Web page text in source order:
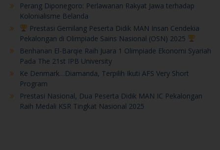
Perang Diponegoro: Perlawanan Rakyat Jawa terhadap
Kolonialisme Belanda
Prestasi Gemilang Peserta Didik MAN Insan Cendekia
Pekalongan di Olimpiade Sains Nasional (OSN) 2025
Benhanan El-Barqie Raih Juara 1 Olimpiade Ekonomi Syariah
Pada The 21st IPB University
Ke Denmark…Diamanda, Terpilih Ikuti AFS Very Short
Program
Prestasi Nasional, Dua Peserta Didik MAN IC Pekalongan
Raih Medali KSR Tingkat Nasional 2025